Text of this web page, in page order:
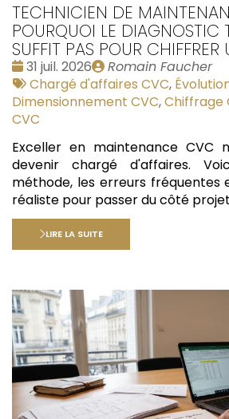
TECHNICIEN DE
POURQUOI LE DIAGNOSTIC
SUFFIT PAS POUR CHIFFRER
Date
:
31 juil. 2026
Publié
par
Romain Faucher
Tags
:
Chargé d'affaires CVC,
Dimensionnement CVC,Chiffrage
CVC
Exceller en maintenance CVC
devenir chargé d'affaires.
méthode, les erreurs fréquentes
réaliste pour passer du côté
LIRE LA SUITE